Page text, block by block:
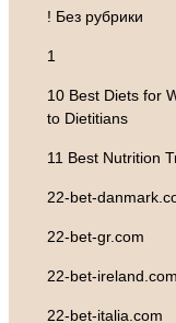
! Без рубрики
1
10 Best Diets for
to Dietitians
11 Best Nutrition
22-bet-
22-bet-gr.com
22-bet-ireland.com
22-bet-italia.com